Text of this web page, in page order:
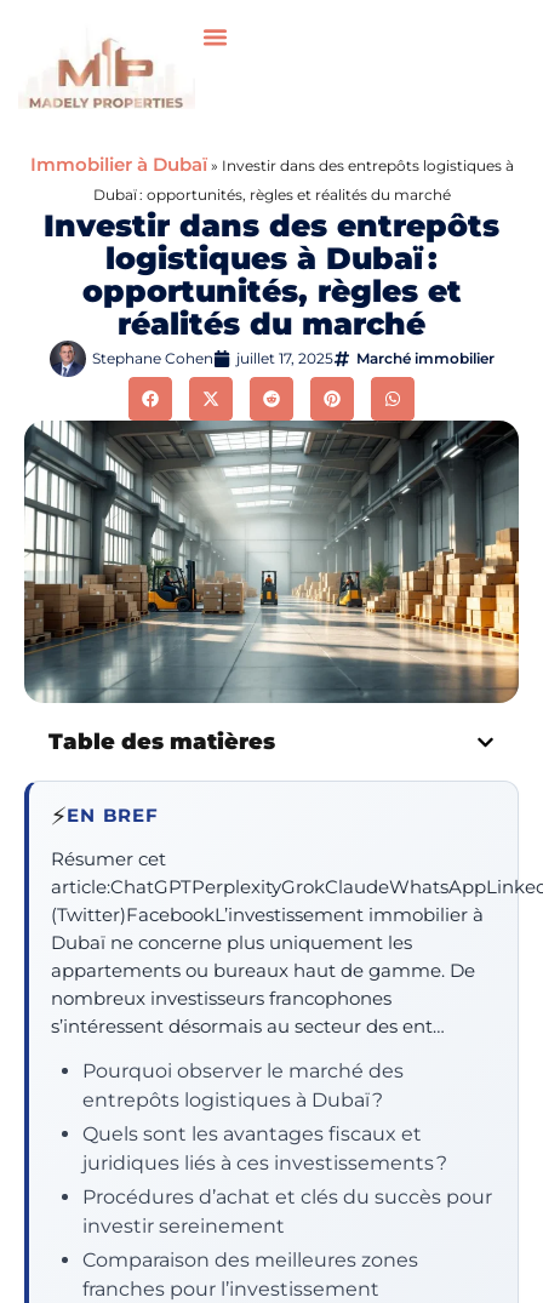
Immobilier à Dubaï» Investir dans des entrepôts logistiques à
Dubaï : opportunités, règles et réalités du marché
Investir dans des entrepôts
logistiques à Dubaï :
opportunités, règles et
réalités du marché
Stephane Cohen juillet 17, 2025 Marché immobilier
Table des matières
⚡EN BREF
Résumer cet
(Twitter)FacebookL’investissement immobilier à
Dubaï ne concerne plus uniquement les
appartements ou bureaux haut de gamme. De
nombreux investisseurs francophones
s’intéressent désormais au secteur des ent…
Pourquoi observer le marché des
entrepôts logistiques à Dubaï ?
Quels sont les avantages fiscaux et
juridiques liés à ces investissements ?
Procédures d’achat et clés du succès pour
investir sereinement
Comparaison des meilleures zones
franches pour l’investissement